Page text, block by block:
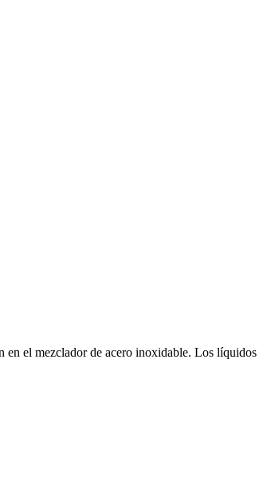
en el mezclador de acero inoxidable. Los líquidos